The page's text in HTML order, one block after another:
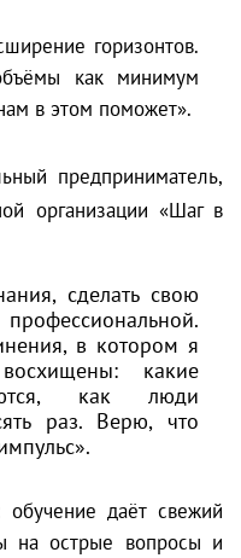
горизонтов.
как минимум
в этом поможет».
предприниматель,
организации «Шаг в
сделать свою
в котором я
какие
как люди
раз. Верю, что
даёт свежий
на острые вопросы и